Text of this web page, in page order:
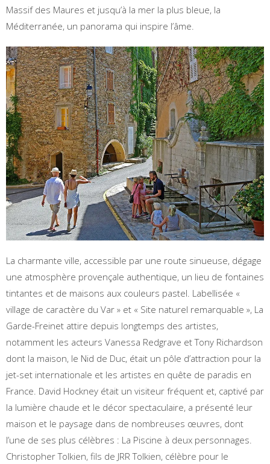
Massif des Maures et jusqu’à la mer la plus bleue, la
Méditerranée, un panorama qui inspire l’âme.
La charmante ville, accessible par une route sinueuse, dégage
une atmosphère provençale authentique, un lieu de fontaines
tintantes et de maisons aux couleurs pastel. Labellisée «
village de caractère du Var » et « Site naturel remarquable », La
Garde-Freinet attire depuis longtemps des artistes,
notamment les acteurs Vanessa Redgrave et Tony Richardson
dont la maison, le Nid de Duc, était un pôle d’attraction pour la
jet-set internationale et les artistes en quête de paradis en
France. David Hockney était un visiteur fréquent et, captivé par
la lumière chaude et le décor spectaculaire, a présenté leur
maison et le paysage dans de nombreuses œuvres, dont
l’une de ses plus célèbres : La Piscine à deux personnages.
Christopher Tolkien, fils de JRR Tolkien, célèbre pour le